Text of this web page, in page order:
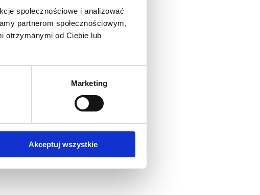
społecznościowe i analizować
partnerom społecznościowym,
otrzymanymi od Ciebie lub
Marketing
Akceptuj wszystkie